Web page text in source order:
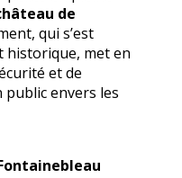
de
qui s’est
historique, met en
et de
public envers les